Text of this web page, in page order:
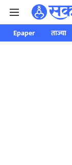
Epaper ताज्या